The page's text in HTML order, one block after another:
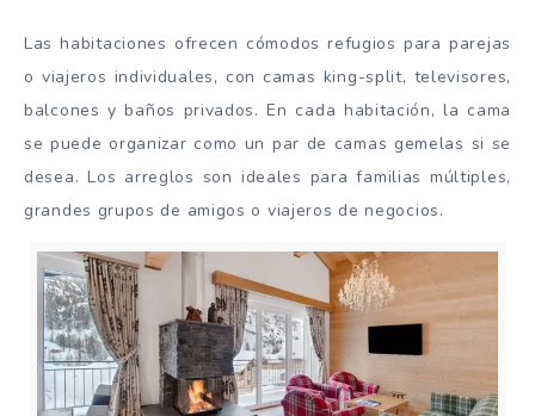
Las habitaciones ofrecen cómodos refugios para parejas
o viajeros individuales, con camas king-split, televisores,
balcones y baños privados. En cada habitación, la cama
se puede organizar como un par de camas gemelas si se
desea. Los arreglos son ideales para familias múltiples,
grandes grupos de amigos o viajeros de negocios.